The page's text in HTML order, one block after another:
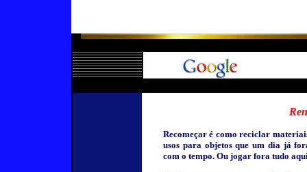
Recomeçar é como reciclar
usos para objetos que um dia já
com o tempo. Ou jogar fora tudo